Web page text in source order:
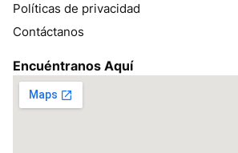
Políticas de privacidad
Contáctanos
Encuéntranos Aquí